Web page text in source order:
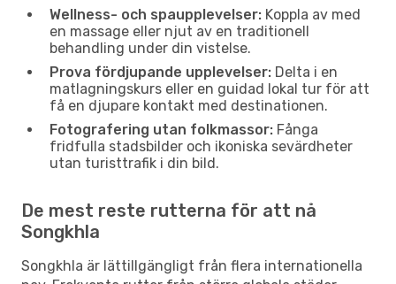
Wellness- och spaupplevelser: Koppla av med
en massage eller njut av en traditionell
behandling under din vistelse.
Prova fördjupande upplevelser: Delta i en
matlagningskurs eller en guidad lokal tur för att
få en djupare kontakt med destinationen.
Fotografering utan folkmassor: Fånga
fridfulla stadsbilder och ikoniska sevärdheter
utan turisttrafik i din bild.
De mest reste rutterna för att nå
Songkhla
Songkhla är lättillgängligt från flera internationella